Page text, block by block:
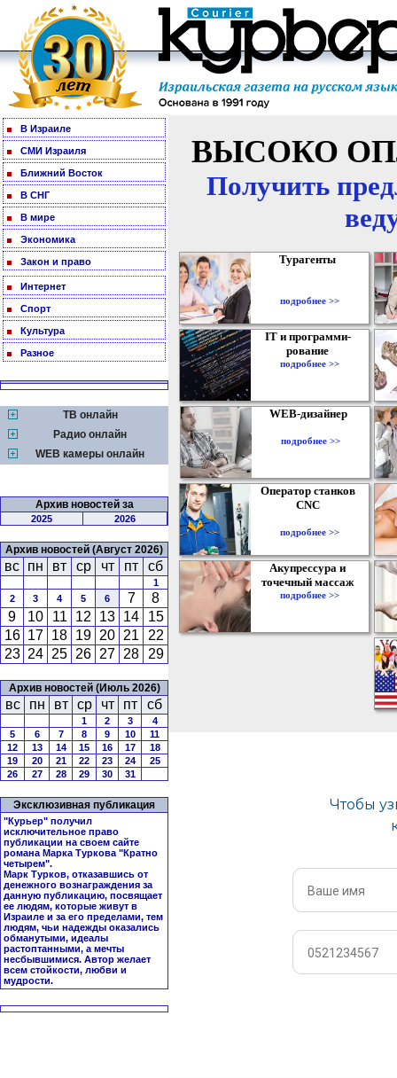
В Израиле
СМИ Израиля
Ближний Восток
В СНГ
В мире
Экономика
Закон и право
Интернет
Спорт
Культура
Разное
ТВ онлайн
Радио онлайн
WEB камеры онлайн
Архив новостей за
2025 2026
Архив новостей (Август 2026)
вс пн вт ср чт пт сб
1
2
3 4 5 6 7
8
9
10 11 12 13 14
15
16 17 18 19 20 21
22
23 24 25 26 27 28 29
Архив новостей (Июль 2026)
вс пн вт ср чт пт сб
1 2 3
4
5
6 7 8 9 10
11
12
13 14 15 16 17
18
19
20 21 22 23 24
25
26
27 28 29 30 31
Эксклюзивная публикация
"Курьер" получил
исключительное право
публикации на своем сайте
романа Марка Туркова "Кратно
четырем".
Марк Турков, отказавшись от
денежного вознаграждения за
данную публикацию, посвящает
ее людям, которые живут в
Израиле и за его пределами, тем
людям, чьи надежды оказались
обманутыми, идеалы
растоптанными, а мечты
несбывшимися. Автор желает
всем стойкости, любви и
мудрости.
ВЫСОКО
Получить
Турагенты
подробнее >>
IT и программи-
рование
подробнее >>
WEB-дизайнер
подробнее >>
Оператор станков
CNC
подробнее >>
Акупрессура и
точечный массаж
подробнее >>